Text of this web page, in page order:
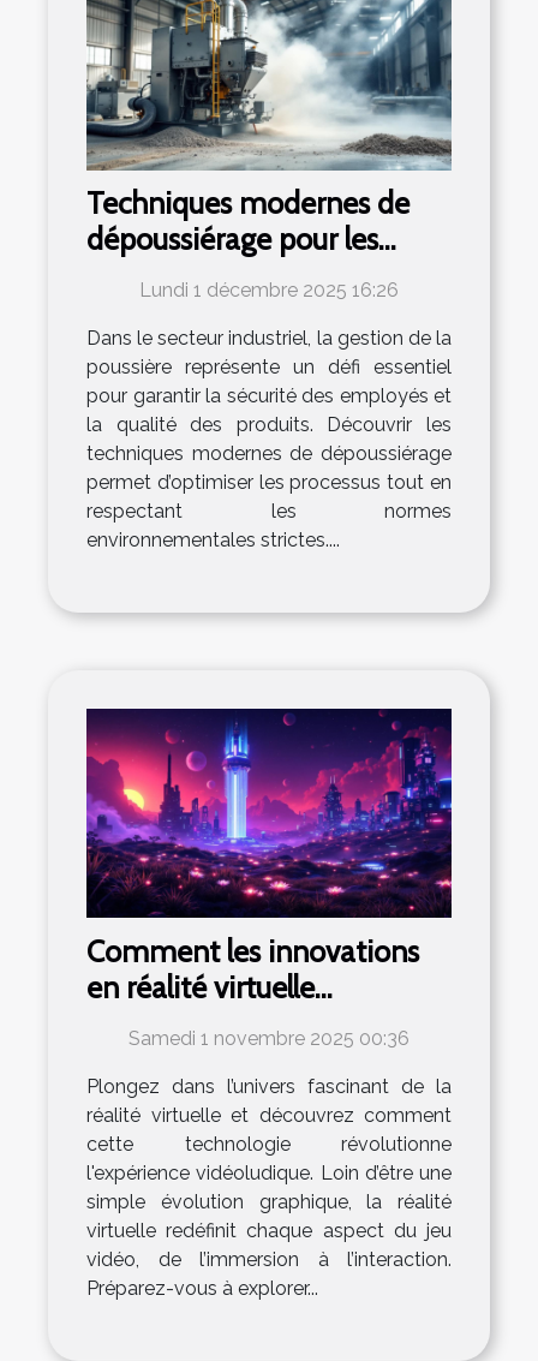
Techniques modernes de
dépoussiérage pour les
usinesLundi 1 décembre 2025 16:26
Dans le secteur industriel, la gestion de la
poussière représente un défi essentiel
pour garantir la sécurité des employés et
la qualité des produits. Découvrir les
techniques modernes de dépoussiérage
permet d’optimiser les processus tout en
respectant les normes
environnementales strictes....
Comment les innovations
en réalité virtuelle
transforment-elles le
paysage du jeu vidéo ?
Samedi 1 novembre 2025 00:36
Plongez dans l’univers fascinant de la
réalité virtuelle et découvrez comment
cette technologie révolutionne
l'expérience vidéoludique. Loin d’être une
simple évolution graphique, la réalité
virtuelle redéfinit chaque aspect du jeu
vidéo, de l’immersion à l’interaction.
Préparez-vous à explorer...